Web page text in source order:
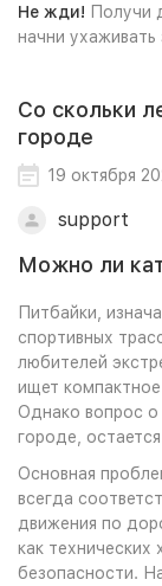
Не жди! Получи
начни
Cо скольки
городе
19 октября
support
Можно ли
Питбайки,
спортивных
любителей
ищет
Однако вопрос о
городе,
Основная
всегда
движения по
как технических
безопасности.